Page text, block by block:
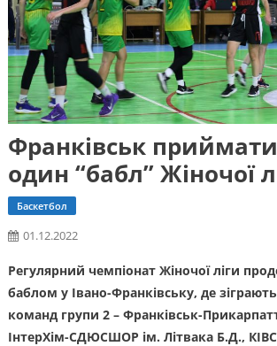
Франківськ
один “бабл” Жіночої
Баскетбол
01.12.2022
Регулярний чемпіонат Жіночої ліги
баблом у Івано-Франківську, де
команд групи 2 – Франківськ-
ІнтерХім-СДЮСШОР ім. Літвака Б.Д.,